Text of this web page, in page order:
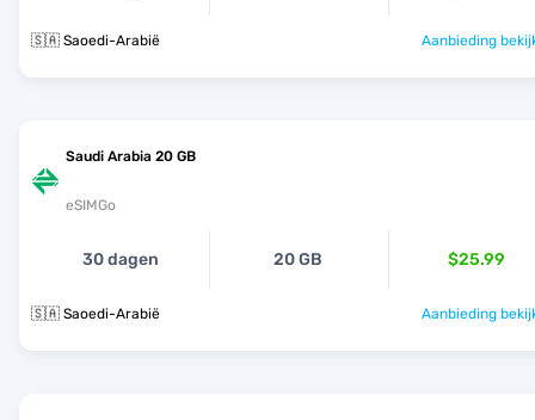
🇸🇦 Saoedi-Arabië Aanbieding
Saudi Arabia 20 GB
eSIMGo
30 dagen 20 GB $25.99
🇸🇦 Saoedi-Arabië Aanbieding